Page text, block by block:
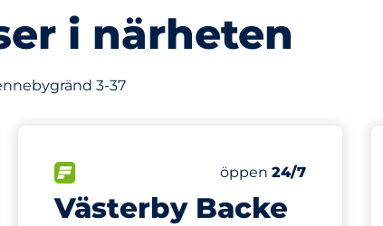
i närheten
3-37
Västerby Backe
Antal parkeringsplatser:
Totalt antal
Fredag&nbsp
öppen24/7
168 m